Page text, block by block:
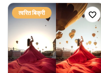
त्वरित बिक्री